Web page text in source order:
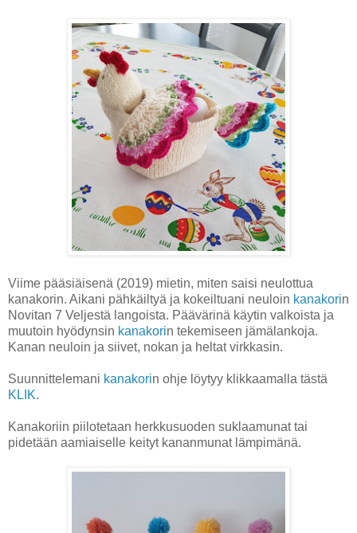
Viime pääsiäisenä (2019) mietin, miten saisi neulottua
kanakorin. Aikani pähkäiltyä ja kokeiltuani neuloin kanakorin
Novitan 7 Veljestä langoista. Päävärinä käytin valkoista ja
muutoin hyödynsin kanakorin tekemiseen jämälankoja.
Kanan neuloin ja siivet, nokan ja heltat virkkasin.
Suunnittelemani kanakorin ohje löytyy klikkaamalla tästä
KLIK.
Kanakoriin piilotetaan herkkusuoden suklaamunat tai
pidetään aamiaiselle keityt kananmunat lämpimänä.